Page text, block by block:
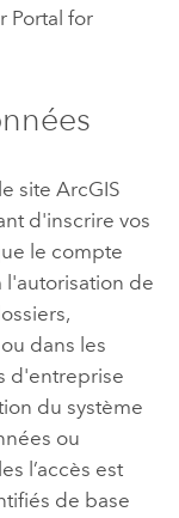
Portal for
site ArcGIS
d'inscrire vos
le compte
de
dans les
d'entreprise
du système
ou
l’accès est
de base